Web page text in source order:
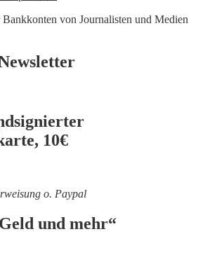
Bankkonten von Journalisten und Medien
10€
o. Paypal
und mehr“